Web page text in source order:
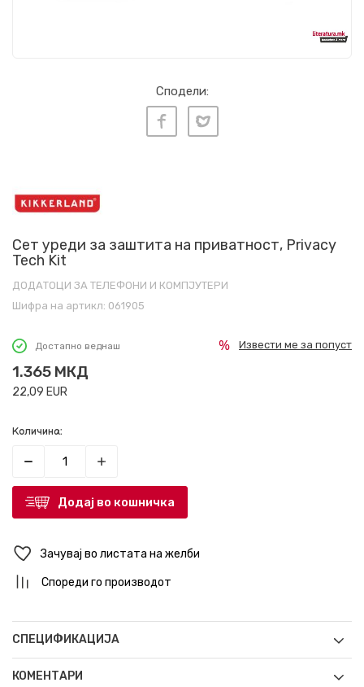
Сподели:
Сет уреди за заштита на приватност, Privacy
Tech Kit
ДОДАТОЦИ ЗА ТЕЛЕФОНИ И КОМПЈУТЕРИ
Шифра на артикл: 061905
Достапно веднаш
1.365 МКД
22,09 EUR
Извести ме за попуст
Количина:
Додај во кошничка
Зачувај во листата на желби
Спореди го производот
СПЕЦИФИКАЦИЈА
КОМЕНТАРИ